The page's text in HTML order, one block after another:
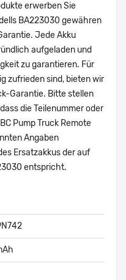
erwerben Sie
BA223030 gewähren
Jede Akku
aufgeladen und
zu garantieren. Für
zufrieden sind, bieten wir
Garantie. Bitte stellen
die Teilenummer oder
Pump Truck Remote
Angaben
Ersatzakkus der auf
entspricht.